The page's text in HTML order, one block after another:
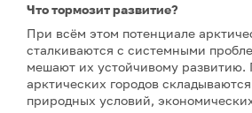
Что тормозит развитие?
При всём этом потенциале
сталкиваются с системными
мешают их устойчивому развитию.
арктических городов
природных условий,